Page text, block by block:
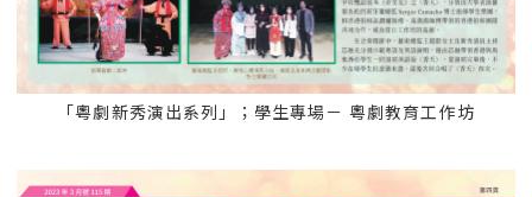
「粵劇新秀演出系列」；學生專場－ 粵劇教育工作坊